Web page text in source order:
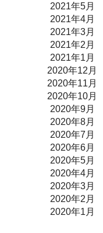
2021年5月
2021年4月
2021年3月
2021年2月
2021年1月
2020年12月
2020年11月
2020年10月
2020年9月
2020年8月
2020年7月
2020年6月
2020年5月
2020年4月
2020年3月
2020年2月
2020年1月